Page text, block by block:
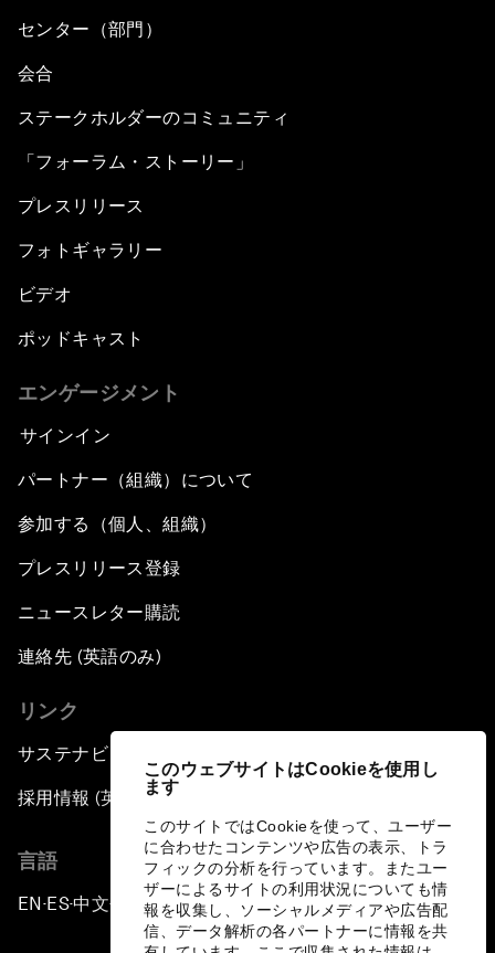
このウェブサイトはCookieを使用し
ます
このサイトではCookieを使って、ユーザー
に合わせたコンテンツや広告の表示、トラ
フィックの分析を行っています。またユー
ザーによるサイトの利用状況についても情
報を収集し、ソーシャルメディアや広告配
信、データ解析の各パートナーに情報を共
センター（部門）
会合
ステークホルダーのコミュニティ
「フォーラム・ストーリー」
プレスリリース
フォトギャラリー
ビデオ
ポッドキャスト
エンゲージメント
サインイン
パートナー（組織）について
参加する（個人、組織）
プレスリリース登録
ニュースレター購読
連絡先 (英語のみ)
リンク
サステナビリティへの取り組み
採用情報 (英語のみ)
言語
EN ▪ ES▪中文▪ 日本語